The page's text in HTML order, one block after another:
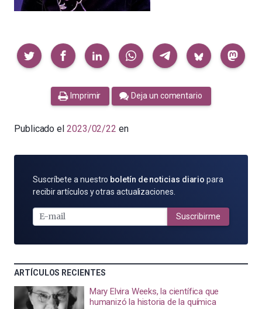
Compartir
Imprimir Deja un comentario
Publicado el 2023/02/22 en
SUSCRÍBETE
POR
MAIL
Suscríbete a nuestro boletín de noticias diario para
recibir artículos y otras actualizaciones.
Suscribirme
ARTÍCULOS RECIENTES
Mary Elvira Weeks, la científica que
humanizó la historia de la química